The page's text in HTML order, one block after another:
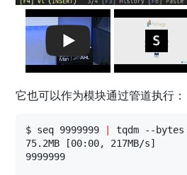
它也可以作为模块通过管道执行：
$ seq 9999999 | tqdm --bytes
75.2MB [00:00, 217MB/s]
9999999